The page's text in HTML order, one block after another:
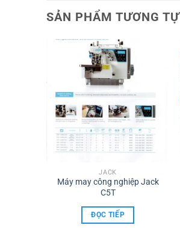
SẢN PHẨM TƯƠNG TỰ
JACK
Máy may công nghiệp Jack
C5T
ĐỌC TIẾP